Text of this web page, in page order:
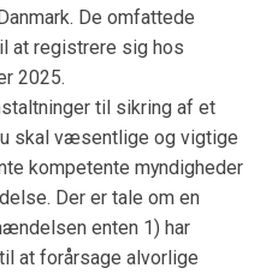
De omfattede
at registrere sig hos
2025.
til sikring af et
skal væsentlige og vigtige
kompetente myndigheder
Der er tale om en
enten 1) har
at forårsage alvorlige